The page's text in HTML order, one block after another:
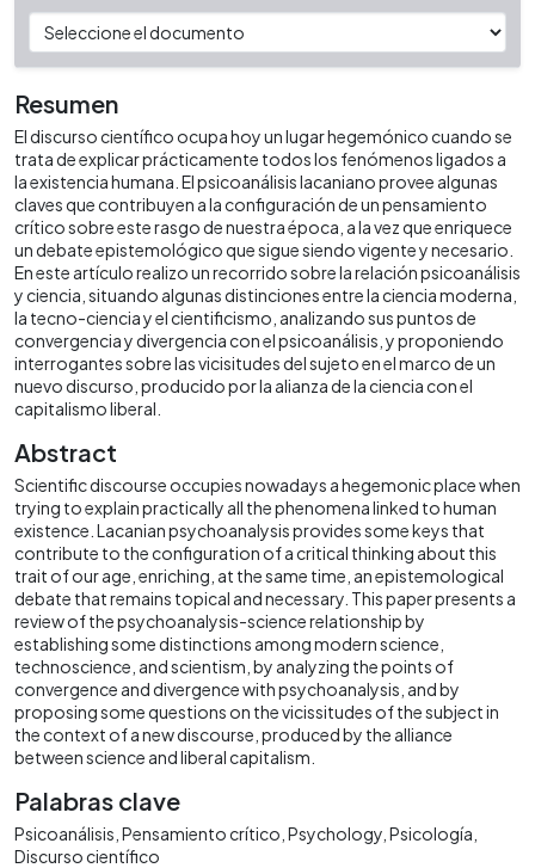
Resumen
El discurso científico ocupa hoy un lugar hegemónico cuando se
trata de explicar prácticamente todos los fenómenos ligados a
la existencia humana. El psicoanálisis lacaniano provee algunas
claves que contribuyen a la configuración de un pensamiento
crítico sobre este rasgo de nuestra época, a la vez que enriquece
un debate epistemológico que sigue siendo vigente y necesario.
En este artículo realizo un recorrido sobre la relación psicoanálisis
y ciencia, situando algunas distinciones entre la ciencia moderna,
la tecno-ciencia y el cientificismo, analizando sus puntos de
convergencia y divergencia con el psicoanálisis, y proponiendo
interrogantes sobre las vicisitudes del sujeto en el marco de un
nuevo discurso, producido por la alianza de la ciencia con el
capitalismo liberal.
Abstract
Scientific discourse occupies nowadays a hegemonic place when
trying to explain practically all the phenomena linked to human
existence. Lacanian psychoanalysis provides some keys that
contribute to the configuration of a critical thinking about this
trait of our age, enriching, at the same time, an epistemological
debate that remains topical and necessary. This paper presents a
review of the psychoanalysis-science relationship by
establishing some distinctions among modern science,
technoscience, and scientism, by analyzing the points of
convergence and divergence with psychoanalysis, and by
proposing some questions on the vicissitudes of the subject in
the context of a new discourse, produced by the alliance
between science and liberal capitalism.
Palabras clave
Psicoanálisis Pensamiento crítico Psychology Psicología
Discurso científico